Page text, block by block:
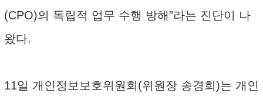
(CPO)의 독립적 업무 수행 방해”라는 진단이 나
왔다.
11일 개인정보보호위원회(위원장 송경희)는 개인